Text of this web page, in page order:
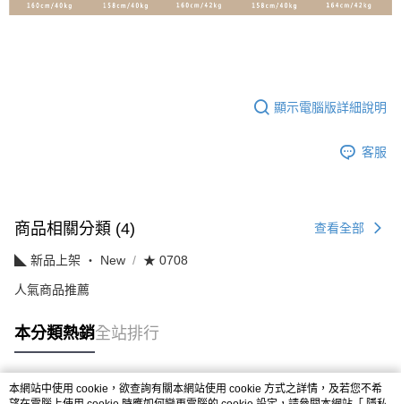
顯示電腦版詳細說明
客服
商品相關分類 (4) 查看全部
◣ 新品上架 ‧ New ★ 0708
人氣商品推薦
本分類熱銷全站排行
本網站中使用 cookie，欲查詢有關本網站使用 cookie 方式之詳情，及若您不希